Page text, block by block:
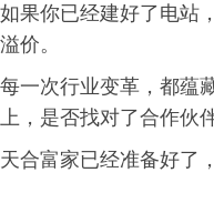
如果你已经建好了电站
溢价。
每一次行业变革，都蕴
上，是否找对了合作伙伴
天合富家已经准备好了